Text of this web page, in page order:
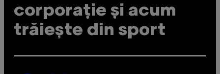
corporație și acum
trăiește din sport